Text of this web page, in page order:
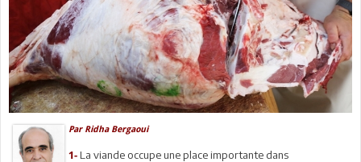
Par Ridha Bergaoui
1-La viande occupe une place importante dans